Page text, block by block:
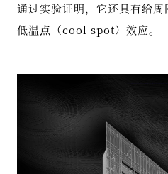
通过实验证明，它还具有给
低温点（cool spot）效应。